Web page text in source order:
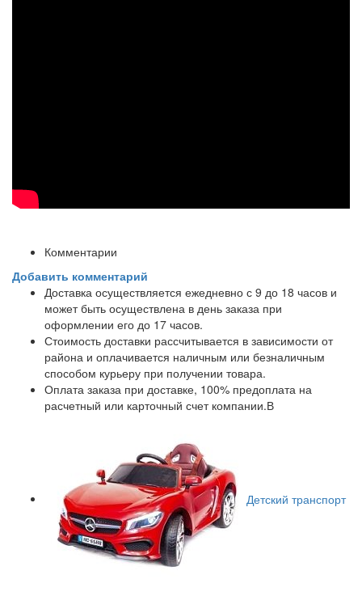
Комментарии
Добавить комментарий
Доставка осуществляется ежедневно с 9 до 18 часов и
может быть осуществлена в день заказа при
оформлении его до 17 часов.
Стоимость доставки рассчитывается в зависимости от
района и оплачивается наличным или безналичным
способом курьеру при получении товара.
Оплата заказа при доставке, 100% предоплата на
расчетный или карточный счет компании.В
Детский транспорт